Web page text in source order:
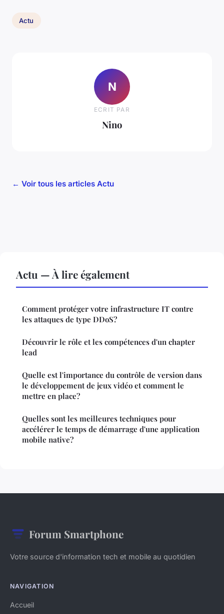
Actu
N
ECRIT PAR
Nino
← Voir tous les articles Actu
Actu — À lire également
Comment protéger votre infrastructure IT contre
les attaques de type DDoS?
Découvrir le rôle et les compétences d'un chapter
lead
Quelle est l'importance du contrôle de version dans
le développement de jeux vidéo et comment le
mettre en place?
Quelles sont les meilleures techniques pour
accélérer le temps de démarrage d'une application
mobile native?
Forum Smartphone
Votre source d'information tech et mobile au quotidien
NAVIGATION
Accueil